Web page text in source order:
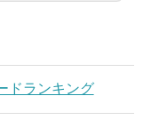
ドランキング